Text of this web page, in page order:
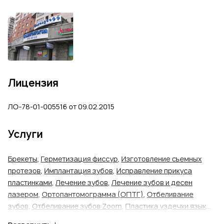
Лицензия
ЛО-78-01-005516 от 09.02.2015
Услуги
Брекеты, Герметизация фиссур, Изготовление съемных
протезов, Имплантация зубов, Исправление прикуса
пластинками, Лечение зубов, Лечение зубов и десен
лазером, Ортопантомограмма (ОПТГ), Отбеливание
зубов, Отбеливание зубов Zoom, Пластика уздечки языка